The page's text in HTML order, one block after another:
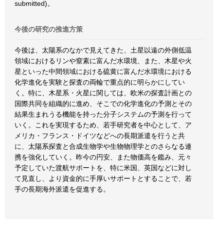
submitted)。
今後の研究の推進方策
今後は、太陽系のなかで見えてきた、土星以遠の外側低温
領域におけるリンや窒素に富んだ水環境、また、木星や火
星といった中間領域における硫黄に富んだ水環境における
化学進化を実験と探査の両輪で重点的に明らかにしてい
く。特に、木星系・火星に関しては、欧米の探査計画との
国際共同を組織的に進め、そこでの化学進化の予測とその
結果生まれうる機能を持った分子システムの予測を行って
いく。これを実現するため、若手研究者を中心として、ア
メリカ・フランス・ドイツなどへの長期派遣を行うと共
に、太陽系探査と合成生物学や生物物理学とのさらなる連
携を強化していく。昨今の円安、また物価高を鑑み、元々
予定していた渡航サポートを、特に米国、英国などに対し
て見直し、より資金的に手厚いサポートとすることで、若
手の長期海外派遣を促進する。